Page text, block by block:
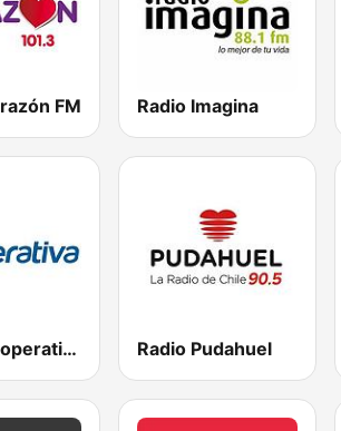
FM Radio Imagina
Radio Cooperativa Radio Pudahuel